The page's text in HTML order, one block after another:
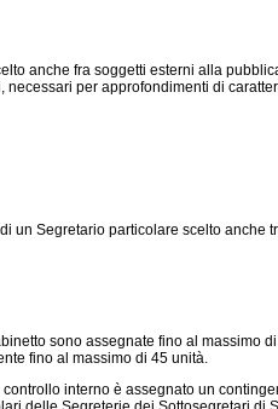
anche fra soggetti esterni alla
per approfondimenti di
Segretario particolare scelto
sono assegnate fino al massimo
fino al massimo di 45 unità.
interno è assegnato un